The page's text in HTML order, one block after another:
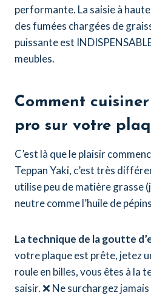
performante. La saisie à
des fumées chargées de
puissante est
meubles.
Comment
pro sur votre
C’est là que le plaisir
Teppan Yaki, c’est très
utilise peu de matière grasse
neutre comme l’huile de
La technique de la goutte
votre plaque est prête, jetez
roule en billes, vous êtes à la
saisir. ❌ Ne surchargez jamais